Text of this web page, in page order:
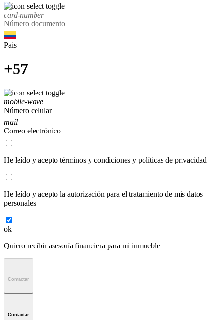
card-number
Número documento
Pais
+57
mobile-wave
Número celular
mail
Correo electrónico
He leído y acepto términos y condiciones y políticas de privacidad
He leído y acepto la autorización para el tratamiento de mis datos
personales
ok
Quiero recibir asesoría financiera para mi inmueble
Contactar
Contactar